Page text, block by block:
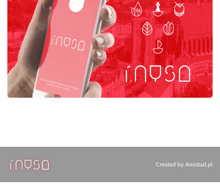
Created by Amistad.pl